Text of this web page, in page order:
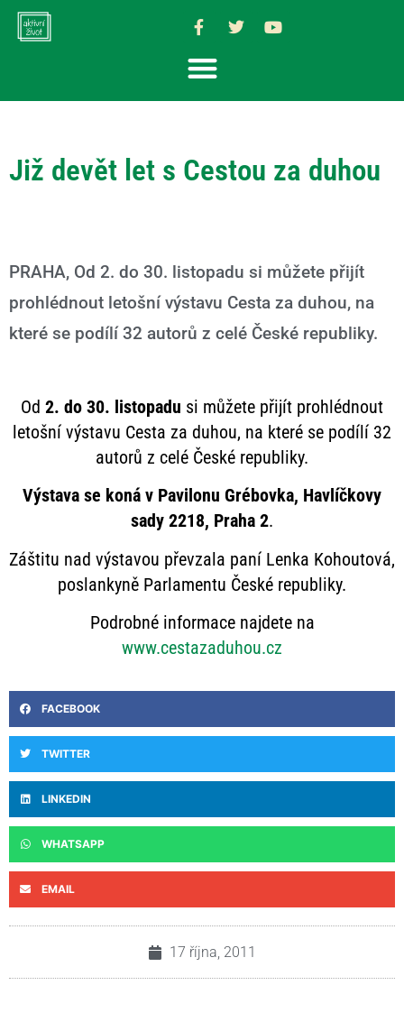
Již devět let s Cestou za duhou
PRAHA, Od 2. do 30. listopadu si můžete přijít
prohlédnout letošní výstavu Cesta za duhou, na
které se podílí 32 autorů z celé České republiky.
Od 2. do 30. listopadu si můžete přijít prohlédnout
letošní výstavu Cesta za duhou, na které se podílí 32
autorů z celé České republiky.
Výstava se koná v Pavilonu Grébovka, Havlíčkovy
sady 2218, Praha 2.
Záštitu nad výstavou převzala paní Lenka Kohoutová,
poslankyně Parlamentu České republiky.
Podrobné informace najdete na
www.cestazaduhou.cz
FACEBOOK
TWITTER
LINKEDIN
WHATSAPP
EMAIL
17 října, 2011